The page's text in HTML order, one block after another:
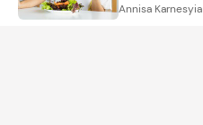
Annisa Karnesyia